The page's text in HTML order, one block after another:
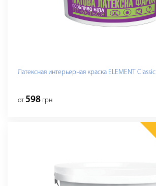
Латексная интерьерная краска ELEMENT Classic
от 598 грн